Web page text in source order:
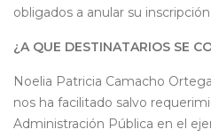
obligados a anular su
¿A QUE DESTINATARIOS SE
Noelia Patricia Camacho
nos ha facilitado salvo
Administración Pública en el